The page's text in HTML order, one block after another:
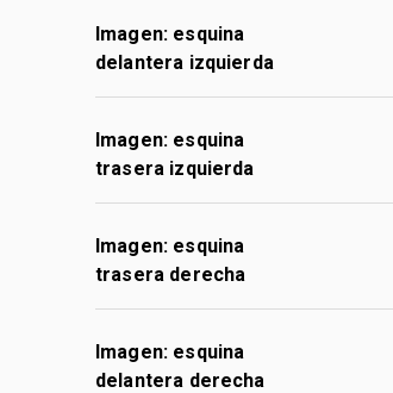
Imagen: esquina
delantera izquierda
Imagen: esquina
trasera izquierda
Imagen: esquina
trasera derecha
Imagen: esquina
delantera derecha